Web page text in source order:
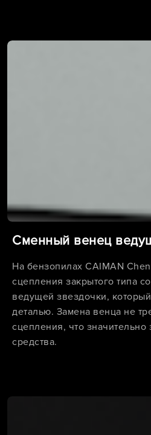
Сменный венец
На бензопилах CAIMAN
сцепления закрытого типа
ведущей звездочки,
деталью. Замена венца не
сцепления, что
средства.